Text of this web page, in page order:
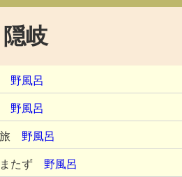
隠岐
野風呂
野風呂
旅 野風呂
またず 野風呂